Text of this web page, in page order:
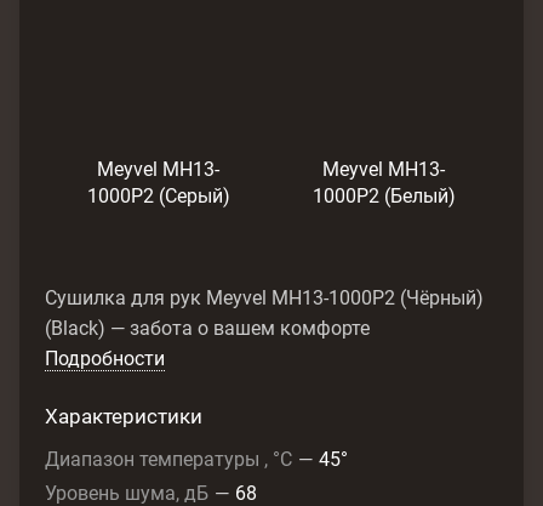
Meyvel MH13-
1000P2 (Серый)
Meyvel MH13-
1000P2 (Белый)
Сушилка для рук Meyvel MH13-1000P2 (Чёрный)
(Black) — забота о вашем комфорте
Подробности
Характеристики
Диапазон температуры , °C — 45°
Уровень шума, дБ — 68